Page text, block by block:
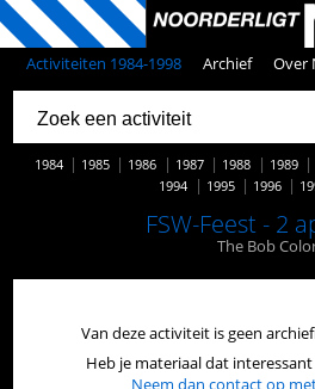
Activiteiten 1984-1998 Archief Over
1984 1985 1986 1987 1988 1989
1994
1995 1996
FSW-Feest - 2
The Bob
Van deze activiteit is geen
Heb je materiaal dat
Neem dan contact op